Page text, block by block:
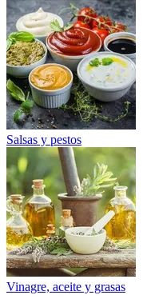
Salsas y pestos
Vinagre, aceite y grasas